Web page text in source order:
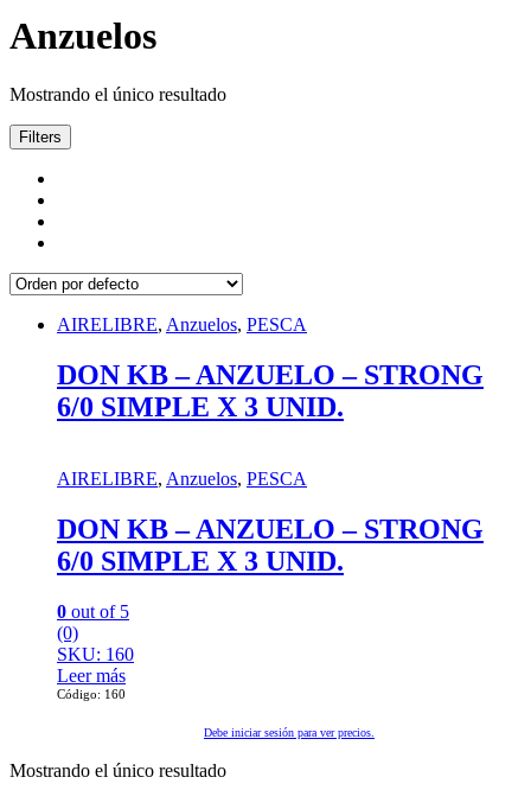
Anzuelos
Mostrando el único resultado
Filters
AIRELIBRE, Anzuelos, PESCA
DON KB – ANZUELO – STRONG
6/0 SIMPLE X 3 UNID.
AIRELIBRE, Anzuelos, PESCA
DON KB – ANZUELO – STRONG
6/0 SIMPLE X 3 UNID.
0 out of 5
(0)
SKU: 160
Leer más
Código: 160
Debe iniciar sesión para ver precios.
Mostrando el único resultado